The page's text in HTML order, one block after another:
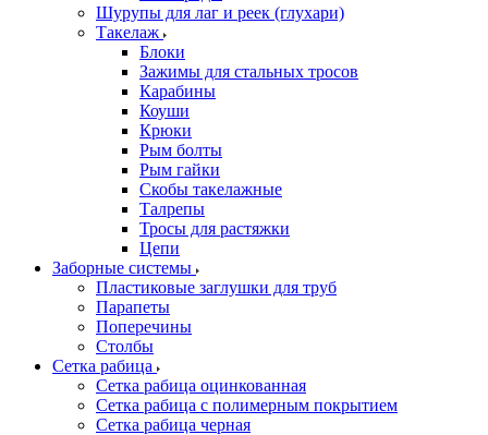
Шурупы для лаг и реек (глухари)
Такелаж
Блоки
Зажимы для стальных тросов
Карабины
Коуши
Крюки
Рым болты
Рым гайки
Скобы такелажные
Талрепы
Тросы для растяжки
Цепи
Заборные системы
Пластиковые заглушки для труб
Парапеты
Поперечины
Столбы
Сетка рабица
Сетка рабица оцинкованная
Сетка рабица с полимерным покрытием
Сетка рабица черная